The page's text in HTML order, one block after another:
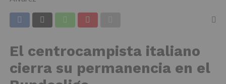
El centrocampista italiano
cierra su permanencia en el